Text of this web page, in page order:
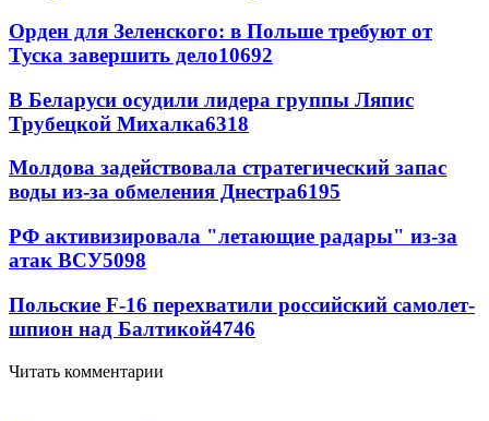
Орден для Зеленского: в Польше требуют от
Туска завершить дело10692
В Беларуси осудили лидера группы Ляпис
Трубецкой Михалка6318
Молдова задействовала стратегический запас
воды из-за обмеления Днестра6195
РФ активизировала "летающие радары" из-за
атак ВСУ5098
Польские F-16 перехватили российский самолет-
шпион над Балтикой4746
Читать комментарии